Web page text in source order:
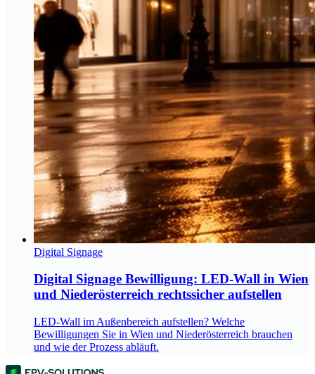
Digital Signage
Digital Signage Bewilligung: LED-Wall in Wien
und Niederösterreich rechtssicher aufstellen
LED-Wall im Außenbereich aufstellen? Welche
Bewilligungen Sie in Wien und Niederösterreich brauchen
und wie der Prozess abläuft.